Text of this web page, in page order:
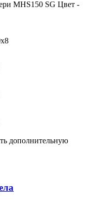
MHS150 SG Цвет -
дополнительную